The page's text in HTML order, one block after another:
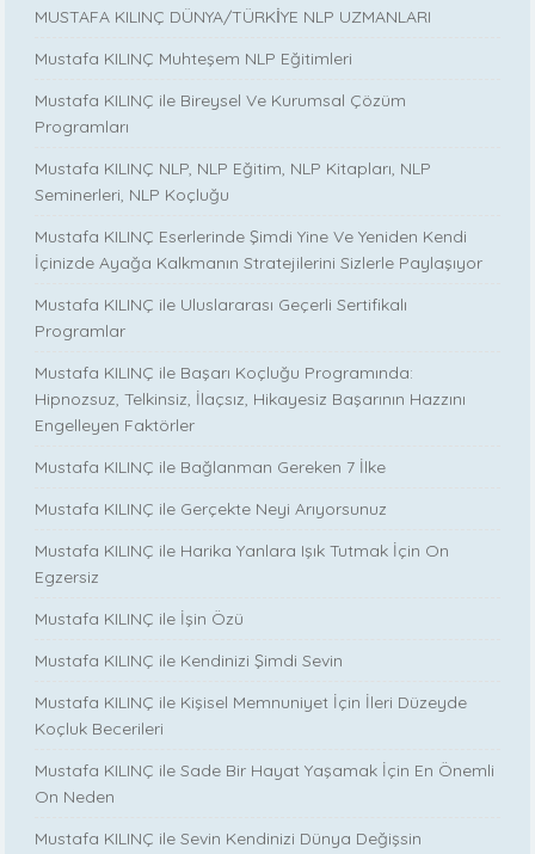
MUSTAFA KILINÇ DÜNYA/TÜRKİYE NLP UZMANLARI
Mustafa KILINÇ Muhteşem NLP Eğitimleri
Mustafa KILINÇ ile Bireysel Ve Kurumsal Çözüm
Programları
Mustafa KILINÇ NLP, NLP Eğitim, NLP Kitapları, NLP
Seminerleri, NLP Koçluğu
Mustafa KILINÇ Eserlerinde Şimdi Yine Ve Yeniden Kendi
İçinizde Ayağa Kalkmanın Stratejilerini Sizlerle Paylaşıyor
Mustafa KILINÇ ile Uluslararası Geçerli Sertifikalı
Programlar
Mustafa KILINÇ ile Başarı Koçluğu Programında:
Hipnozsuz, Telkinsiz, İlaçsız, Hikayesiz Başarının Hazzını
Engelleyen Faktörler
Mustafa KILINÇ ile Bağlanman Gereken 7 İlke
Mustafa KILINÇ ile Gerçekte Neyi Arıyorsunuz
Mustafa KILINÇ ile Harika Yanlara Işık Tutmak İçin On
Egzersiz
Mustafa KILINÇ ile İşin Özü
Mustafa KILINÇ ile Kendinizi Şimdi Sevin
Mustafa KILINÇ ile Kişisel Memnuniyet İçin İleri Düzeyde
Koçluk Becerileri
Mustafa KILINÇ ile Sade Bir Hayat Yaşamak İçin En Önemli
On Neden
Mustafa KILINÇ ile Sevin Kendinizi Dünya Değişsin